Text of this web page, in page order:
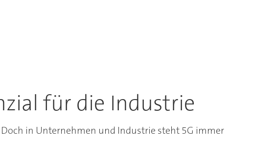
für die Industrie
in Unternehmen und Industrie steht 5G immer